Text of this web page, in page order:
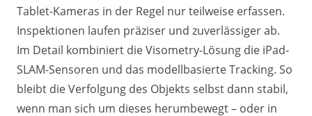
Tablet-Kameras in der Regel nur teilweise erfassen.
Inspektionen laufen präziser und zuverlässiger ab.
Im Detail kombiniert die Visometry-Lösung die iPad-
SLAM-Sensoren und das modellbasierte Tracking. So
bleibt die Verfolgung des Objekts selbst dann stabil,
wenn man sich um dieses herumbewegt – oder in